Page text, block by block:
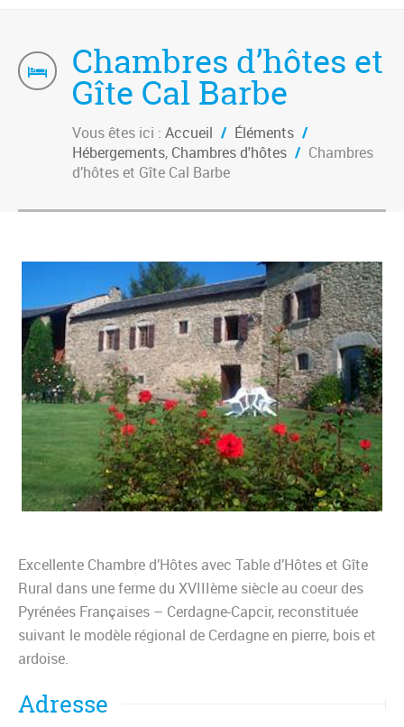
Chambres d’hôtes et
Gîte Cal Barbe
Vous êtes ici : Accueil / Éléments /
Hébergements, Chambres d'hôtes / Chambres
d’hôtes et Gîte Cal Barbe
Excellente Chambre d’Hôtes avec Table d’Hôtes et Gîte
Rural dans une ferme du XVIIIème siècle au coeur des
Pyrénées Françaises – Cerdagne-Capcir, reconstituée
suivant le modèle régional de Cerdagne en pierre, bois et
ardoise.
Adresse